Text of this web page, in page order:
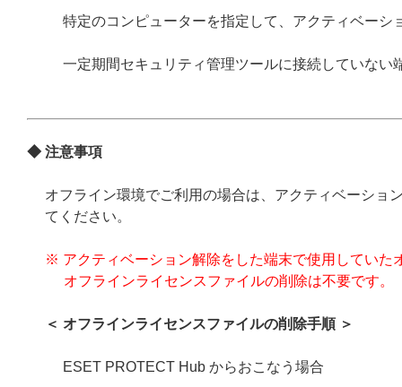
特定のコンピューターを指定して、アクティベーシ
一定期間セキュリティ管理ツールに接続していな
◆ 注意事項
オフライン環境でご利用の場合は、アクティベーショ
てください。
※ アクティベーション解除をした端末で使用していた
オフラインライセンスファイルの削除は不要です。
＜ オフラインライセンスファイルの削除手順 ＞
ESET PROTECT Hub からおこなう場合